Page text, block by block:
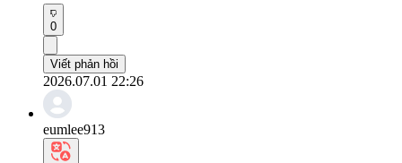
0
Viết phản hồi
2026.07.01 22:26
eumlee913